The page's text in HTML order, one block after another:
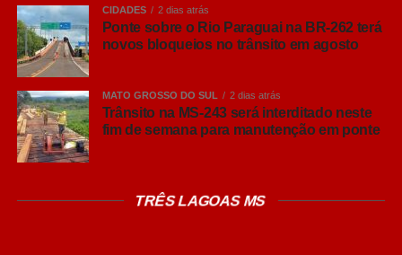
A gestão municipal destaca que a presença do olho
eletrônico nestes locais reforça a segurança pública,
organiza a mobilidade urbana e traz mais tranquilidade
para quem trabalha ou circula por esses pontos da
capital.
COMENTE ABAIXO:
CIDADES 2 dias atrás
Ponte sobre o Rio Paraguai na BR-262 terá
novos bloqueios no trânsito em agosto
MATO GROSSO DO SUL 2 dias atrás
Trânsito na MS-243 será interditado neste
fim de semana para manutenção em ponte
TRÊS LAGOAS MS